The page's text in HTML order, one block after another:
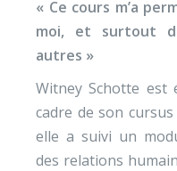
« Ce cours m’a
moi, et surtout
autres »
Witney Schotte est
cadre de son
elle a suivi un
des relations